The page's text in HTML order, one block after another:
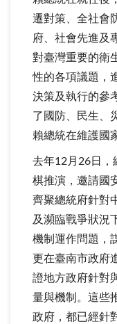
遷對策、全社會
府、社會先進及
對臺灣重要的衛
性的各項議題，
決策及執行的參
了國防、民生、
賴總統在維護國
去年12月26日，
棋推演，邀請國
齊聚總統府針對
及瀕臨戰爭狀況
機制運作問題，
更在臺南市政府
證地方政府針對
量與機制。這些
政府，都已經針